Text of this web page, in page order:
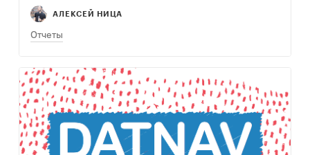
которое позволяет обезопасить себя от
нежелательного доступа к…
АЛЕКСЕЙ НИЦА
Отчеты